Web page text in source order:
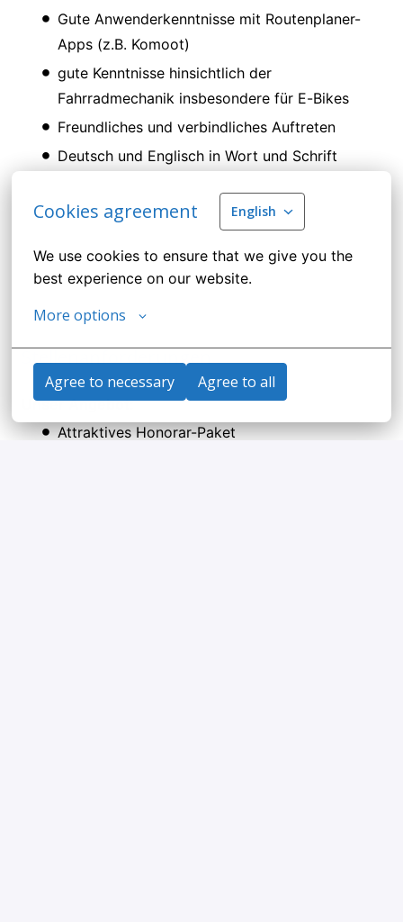
Cookies agreement English
We use cookies to ensure that we give you the
best experience on our website.
More options
Agree to necessary Agree to all
Gute Anwenderkenntnisse mit Routenplaner-
Apps (z.B. Komoot)
gute Kenntnisse hinsichtlich der
Fahrradmechanik insbesondere für E-Bikes
Freundliches und verbindliches Auftreten
Deutsch und Englisch in Wort und Schrift
Stellenanforderungen
Unser Angebot:
Attraktives Honorar-Paket